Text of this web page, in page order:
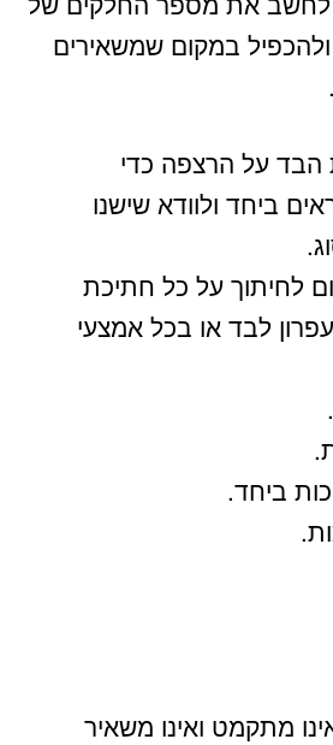
בד, להכפיל ב- 2 ולהכפיל במקום שמשאירים
על הרצפה כדי
ביחד ולוודא שישנו
לחיתוך על כל חתיכת
לבד או בכל אמצעי
ביחד.
מתקמט ואינו משאיר